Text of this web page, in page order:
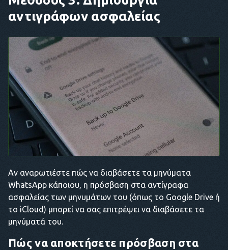
αντιγράφων ασφαλείας
Αν αναρωτιέστε πώς να διαβάσετε τα μηνύματα
WhatsApp κάποιου, η πρόσβαση στα αντίγραφα
ασφαλείας των μηνυμάτων του (όπως το Google Drive ή
το iCloud) μπορεί να σας επιτρέψει να διαβάσετε τα
μηνύματά του.
Πώς να αποκτήσετε πρόσβαση στα